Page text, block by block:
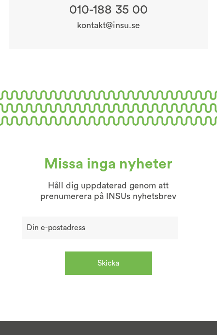
010-188 35 00
kontakt@insu.se
Missa inga nyheter
Håll dig uppdaterad genom att
prenumerera på INSUs nyhetsbrev